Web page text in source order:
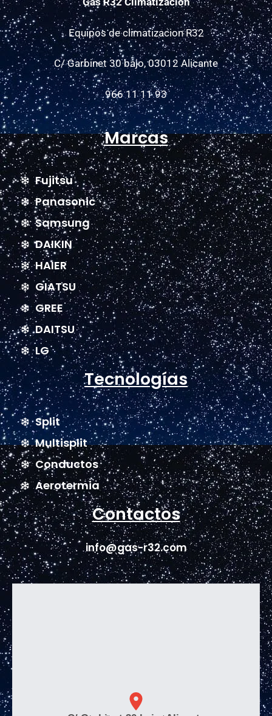
Equipos de climatizacion R32
C/ Garbinet 30 bajo, 03012 Alicante
966 11 11 93
Marcas
Fujitsu
Panasonic
Samsung
DAIKIN
HAIER
GIATSU
GREE
DAITSU
LG
Tecnologías
Split
Multisplit
Conductos
Aerotermia
Contactos
info@gas-r32.com